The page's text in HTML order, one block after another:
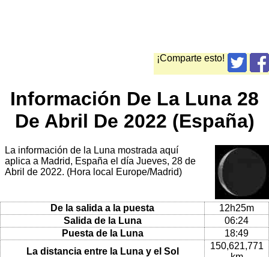
¡Comparte esto!
Información De La Luna 28
De Abril De 2022 (España)
La información de la Luna mostrada aquí
aplica a Madrid, España el día Jueves, 28 de
Abril de 2022. (Hora local Europe/Madrid)
De la salida a la puesta
12h25m
Salida de la Luna
06:24
Puesta de la Luna
18:49
La distancia entre la Luna y el Sol
150,621,771